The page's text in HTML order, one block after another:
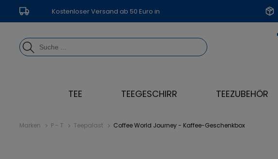
Kostenloser Versand ab 50 Euro in
TEE TEEGESCHIRR TEEZUBEHÖR
Marken P - T Teepalast Coffee World Journey - Kaffee-Geschenkbox